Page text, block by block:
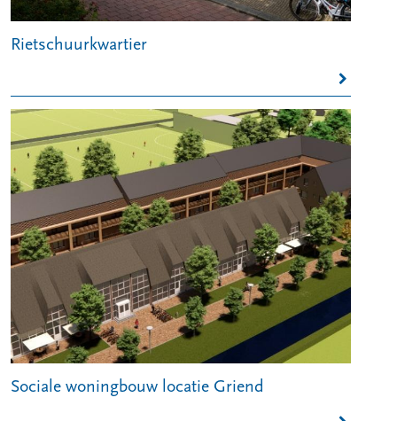
Rietschuurkwartier
Sociale woningbouw locatie Griend